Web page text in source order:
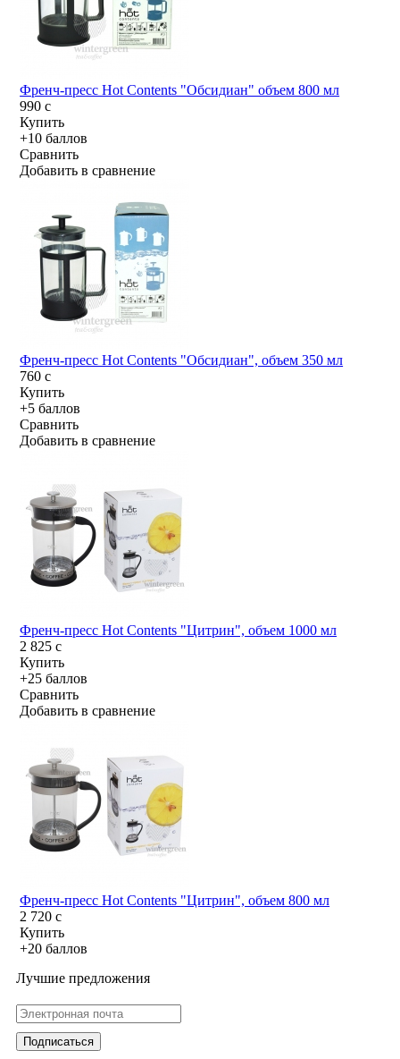
Френч-пресс Hot Contents "Обсидиан" объем 800 мл
990c
Купить
+10 баллов
Сравнить
Добавить в сравнение
Френч-пресс Hot Contents "Обсидиан", объем 350 мл
760c
Купить
+5 баллов
Сравнить
Добавить в сравнение
Френч-пресс Hot Contents "Цитрин", объем 1000 мл
2 825c
Купить
+25 баллов
Сравнить
Добавить в сравнение
Френч-пресс Hot Contents "Цитрин", объем 800 мл
2 720c
Купить
+20 баллов
Лучшие предложения